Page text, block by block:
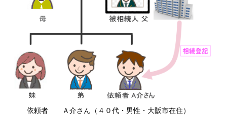
依頼者 Ａ介さん（４０代・男性・大阪市在住）